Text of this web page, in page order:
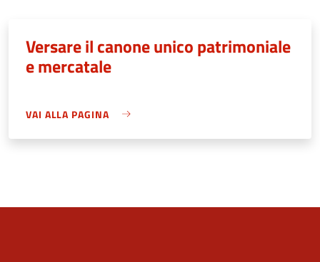
Versare il canone unico patrimoniale
e mercatale
VAI ALLA PAGINA